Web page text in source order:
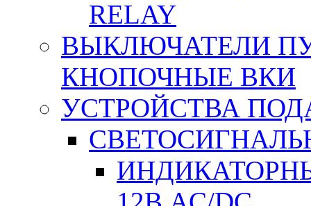
RELAY
ВЫКЛЮЧАТЕЛИ
КНОПОЧНЫЕ ВКИ
УСТРОЙСТВА